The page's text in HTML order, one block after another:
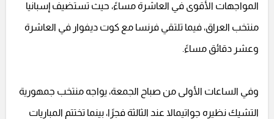
المواجهات الأقوى في العاشرة مساءً، حيث تستضيف إسبانيا
منتخب العراق، فيما تلتقي فرنسا مع كوت ديفوار في العاشرة
وعشر دقائق مساءً.
وفي الساعات الأولى من صباح الجمعة، يواجه منتخب جمهورية
التشيك نظيره جواتيمالا عند الثالثة فجرًا، بينما تختتم المباريات